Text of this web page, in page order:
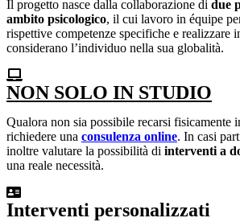
Il progetto nasce dalla collaborazione di due
ambito psicologico, il cui lavoro in équipe
rispettive competenze specifiche e realizzare
considerano l’individuo nella sua globalità.
NON SOLO IN STUDIO
Qualora non sia possibile recarsi fisicamente
richiedere una consulenza online. In casi
inoltre valutare la possibilità di interventi a
una reale necessità.
Interventi personalizzati